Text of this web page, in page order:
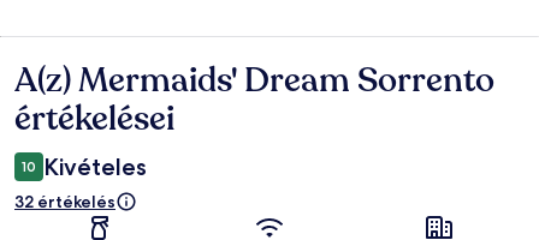
Értékelések
A(z) Mermaids' Dream Sorrento
értékelései
10 Kivételes
32 értékelés